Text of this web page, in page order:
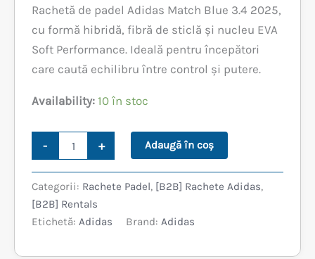
a
fost:
499,99 lei.
este:
419,99 lei.
Rachetă de padel Adidas Match Blue 3.4 2025,
cu formă hibridă, fibră de sticlă și nucleu EVA
Soft Performance. Ideală pentru începători
care caută echilibru între control și putere.
Availability: 10 în stoc
-
3.4
+ Adaugă în coș
Categorii: Rachete Padel, [B2B] Rachete Adidas,
[B2B] Rentals
Etichetă: Adidas Brand: Adidas